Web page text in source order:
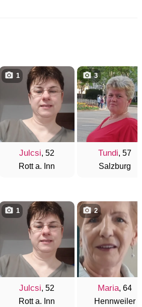
Julcsi, 52
Rott a. Inn
1
Tundi, 57
Salzburg
3
Julcsi, 52
Rott a. Inn
1
Maria, 64
Hennweiler
2